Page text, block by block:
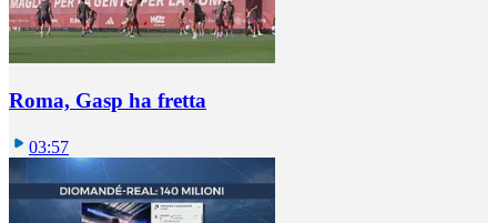
Roma, Gasp ha fretta
03:57